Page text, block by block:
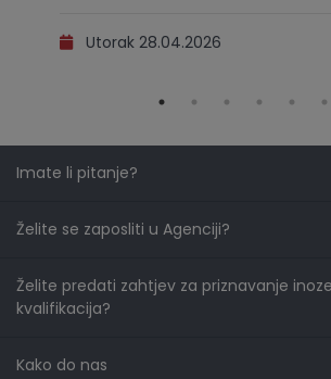
Utorak 28.04.2026
Imate li pitanje?
Želite se zaposliti u Agenciji?
Želite predati zahtjev za priznavanje
kvalifikacija?
Kako do nas